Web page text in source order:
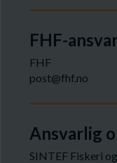
FHF-
FHF
post@fhf.no
Ansvarlig
SINTEF Fiskeri